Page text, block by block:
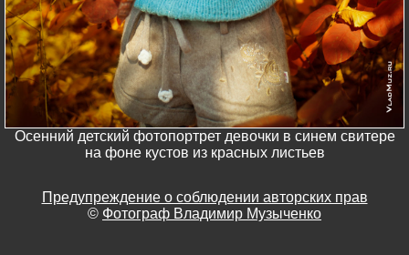
Осенний детский фотопортрет девочки в синем свитере
на фоне кустов из красных листьев
Предупреждение о соблюдении авторских прав
© Фотограф Владимир Музыченко